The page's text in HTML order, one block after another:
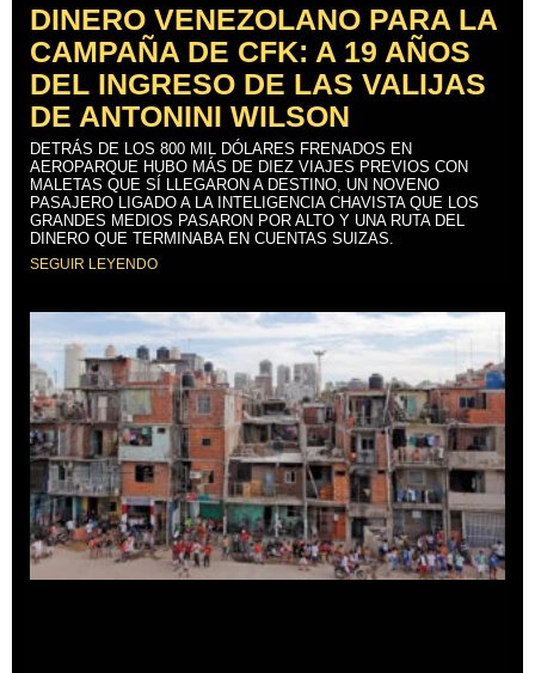
DINERO VENEZOLANO PARA LA
CAMPAÑA DE CFK: A 19 AÑOS
DEL INGRESO DE LAS VALIJAS
DE ANTONINI WILSON
DETRÁS DE LOS 800 MIL DÓLARES FRENADOS EN
AEROPARQUE HUBO MÁS DE DIEZ VIAJES PREVIOS CON
MALETAS QUE SÍ LLEGARON A DESTINO, UN NOVENO
PASAJERO LIGADO A LA INTELIGENCIA CHAVISTA QUE LOS
GRANDES MEDIOS PASARON POR ALTO Y UNA RUTA DEL
DINERO QUE TERMINABA EN CUENTAS SUIZAS.
SEGUIR LEYENDO